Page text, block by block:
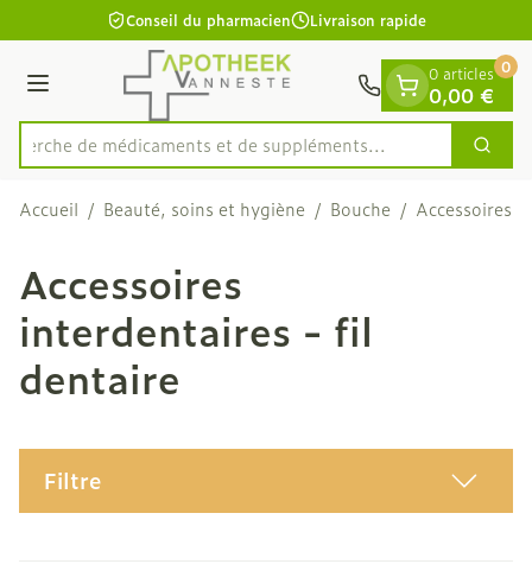
Aller au contenu
1 de 1
Conseil du pharmacien Livraison rapide
Menu
Rechercher
Recherche de médicaments et de suppléme
0 articles
0,00 €
0
Accueil / Beauté, soins et hygiène / Bouche / Accessoires
Accessoires
interdentaires - fil
dentaire
Filtre